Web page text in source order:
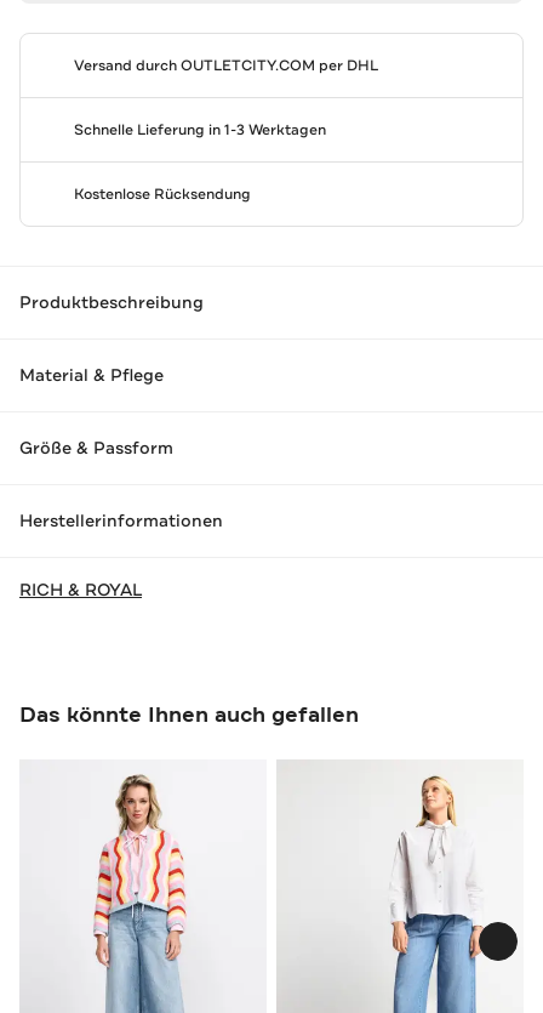
Versand durchOUTLETCITY.COM per DHL
Schnelle Lieferung in 1-3 Werktagen
Kostenlose Rücksendung
Produktbeschreibung
Material & Pflege
Größe & Passform
Herstellerinformationen
RICH & ROYAL
Das könnte Ihnen auch gefallen